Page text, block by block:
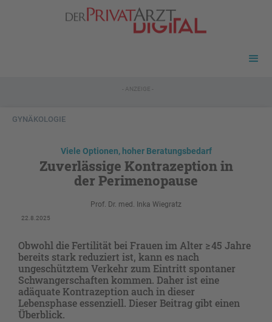
- ANZEIGE -
GYNÄKOLOGIE
Viele Optionen, hoher Beratungsbedarf
Zuverlässige Kontrazeption in
der Perimenopause
Prof. Dr. med. Inka Wiegratz
22.8.2025
Obwohl die Fertilität bei Frauen im Alter ≥ 45 Jahre
bereits stark reduziert ist, kann es nach
ungeschütztem Verkehr zum Eintritt spontaner
Schwangerschaften kommen. Daher ist eine
adäquate Kontrazeption auch in dieser
Lebensphase essenziell. Dieser Beitrag gibt einen
Überblick.